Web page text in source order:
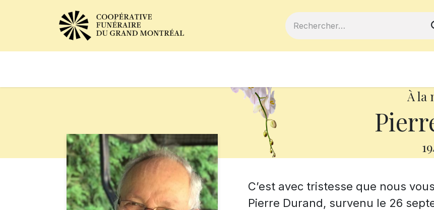
À la
C’est avec tristesse que nous
Pierre Durand, survenu le 26